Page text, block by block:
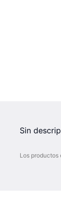
Sin
Los productos